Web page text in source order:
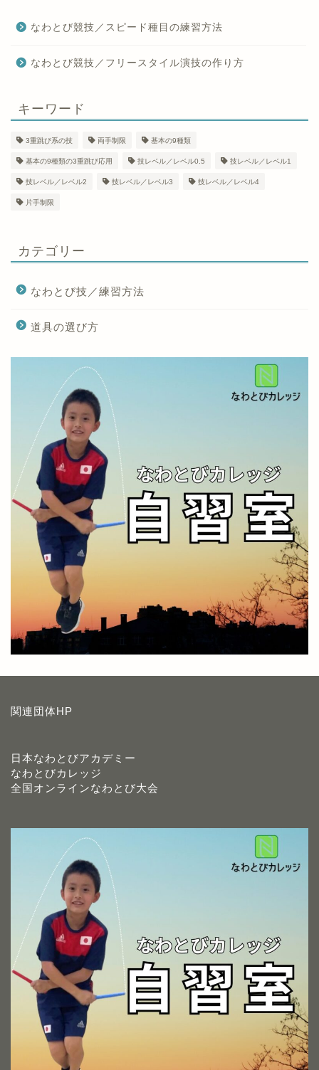
なわとび競技／スピード種目の練習方法
なわとび競技／フリースタイル演技の作り方
キーワード
3重跳び系の技 両手制限 基本の9種類
基本の9種類の3重跳び応用 技レベル／レベル0.5 技レベル／レベル1
技レベル／レベル2 技レベル／レベル3 技レベル／レベル4
片手制限
カテゴリー
なわとび技／練習方法
道具の選び方
関連団体HP
日本なわとびアカデミー
なわとびカレッジ
全国オンラインなわとび大会